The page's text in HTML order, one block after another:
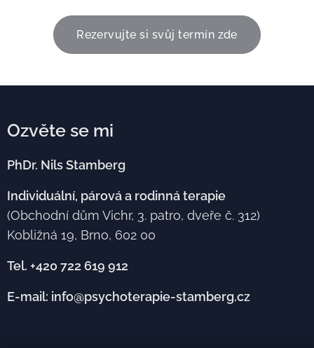
Rezervujte si svůj termín zde
Ozvěte se mi
PhDr. Nils Stamberg
Individuální, párová a rodinná terapie
(Obchodní dům Vichr, 3. patro, dveře č. 312)
Kobližná 19, Brno, 602 00
Tel. +420 722 619 912
E-mail: info@psychoterapie-stamberg.cz